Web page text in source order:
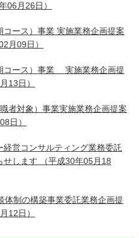
06月26日）
ース）事業 実施業務企画提案
月09日）
コース）事業 実施業務企画提
13日）
者対象）事業実施業務企画提案
日）
営コンサルティング業務委託
せします （平成30年05月18
体制の構築事業委託業務企画提
12日）